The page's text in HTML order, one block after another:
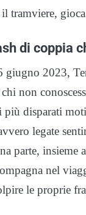
tramviere,
di coppia
giugno 2023,
non
disparati
legate
parte, insieme
nel
le proprie